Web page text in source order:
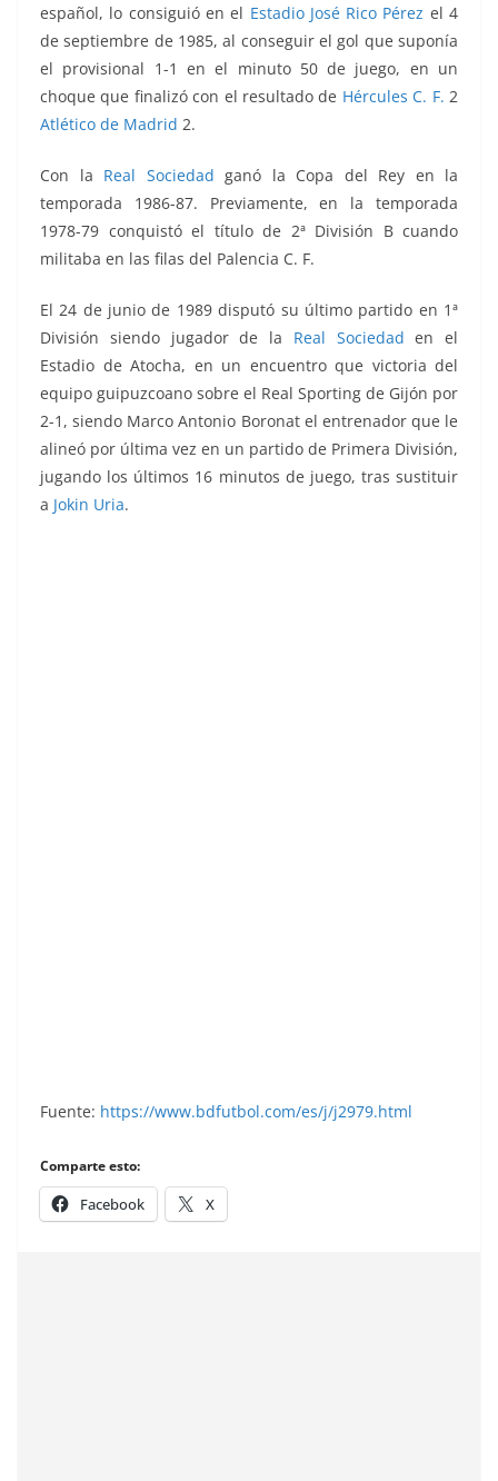
español, lo consiguió en el Estadio José Rico Pérez el 4
de septiembre de 1985, al conseguir el gol que suponía
el provisional 1-1 en el minuto 50 de juego, en un
choque que finalizó con el resultado de Hércules C. F. 2
Atlético de Madrid 2.
Con la Real Sociedad ganó la Copa del Rey en la
temporada 1986-87. Previamente, en la temporada
1978-79 conquistó el título de 2ª División B cuando
militaba en las filas del Palencia C. F.
El 24 de junio de 1989 disputó su último partido en 1ª
División siendo jugador de la Real Sociedad en el
Estadio de Atocha, en un encuentro que victoria del
equipo guipuzcoano sobre el Real Sporting de Gijón por
2-1, siendo Marco Antonio Boronat el entrenador que le
alineó por última vez en un partido de Primera División,
jugando los últimos 16 minutos de juego, tras sustituir
a Jokin Uria.
Fuente: https://www.bdfutbol.com/es/j/j2979.html
Comparte esto:
Facebook X